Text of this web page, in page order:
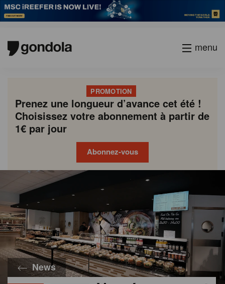
menu
PROMOTION
Prenez une longueur d’avance cet été !
Choisissez votre abonnement à partir de
1€ par jour
Abonnez-vous
News
Gondola
academy
Gondola
society